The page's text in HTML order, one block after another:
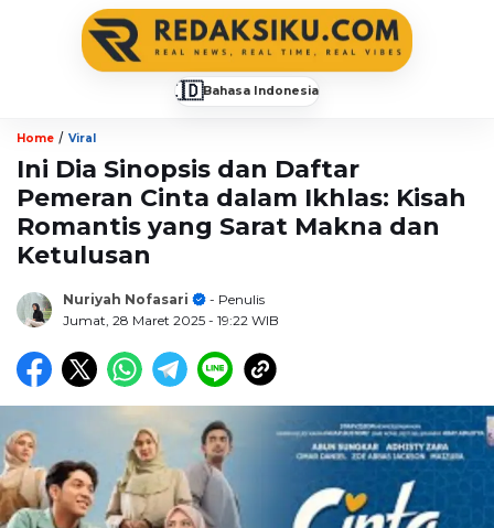
🇮🇩Bahasa Indonesia
Home / Viral
Ini Dia Sinopsis dan Daftar
Pemeran Cinta dalam Ikhlas: Kisah
Romantis yang Sarat Makna dan
Ketulusan
Nuriyah Nofasari
- Penulis
Jumat, 28 Maret 2025 - 19:22 WIB